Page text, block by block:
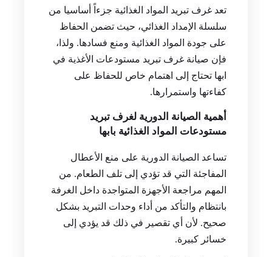
تعد غرف تبريد المواد الغذائية جزءاً أساسيا من
سلسلة الإمداد الغذائي، حيث تضمن الحفاظ
على جودة المواد الغذائية ومنع فسادها. ولذا،
فإن صيانة غرف تبريد مستودعات الأغذية في
ابها تحتاج إلى اهتمام خاص للحفاظ على
كفاءتها واستمرارها.
أهمية الصيانة الدورية لغرف تبريد
مستودعات المواد الغذائية بابها
تساعد الصيانة الدورية على منع الأعطال
المفاجئة التي قد تؤدي إلى تلف الطعام. من
المهم مراجعة الأجهزة المتواجدة داخل الغرفة
بانتظام والتأكد من أداء وحدات التبريد بشكل
صحيح. لأن أي تقصير في ذلك قد يؤدي إلى
خسائر كبيرة.